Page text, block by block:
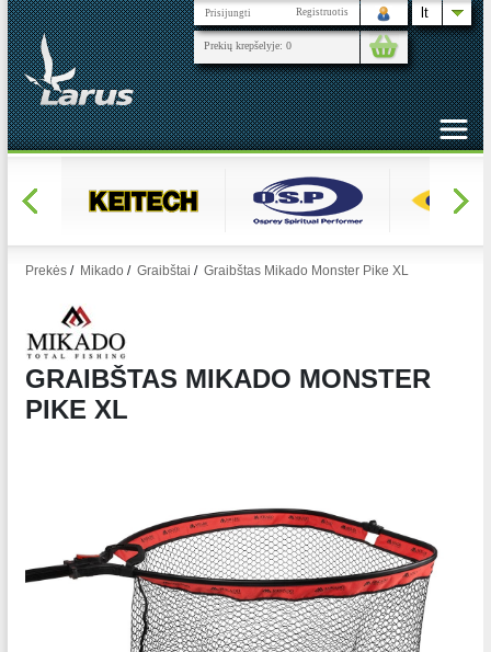
Prisijungti Registruotis lt
Prekių krepšelyje: 0
Prekės / Mikado / Graibštai / Graibštas Mikado Monster Pike XL
GRAIBŠTAS MIKADO MONSTER
PIKE XL